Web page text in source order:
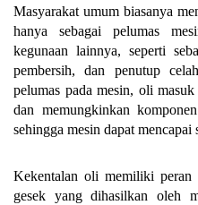
Masyarakat umum biasanya
hanya sebagai pelumas
kegunaan lainnya, seperti
pembersih, dan penutup
pelumas pada mesin, oli
dan memungkinkan
sehingga mesin dapat
Kekentalan oli memiliki peran
gesek yang dihasilkan oleh